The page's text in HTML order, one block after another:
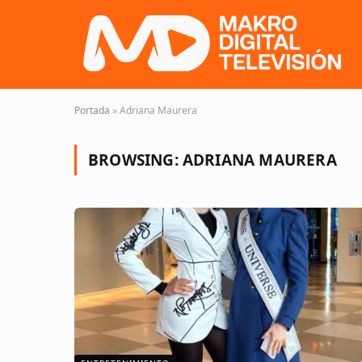
Portada »Adriana Maurera
BROWSING:ADRIANA MAURERA